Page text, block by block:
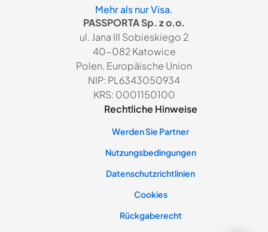
Mehr als nur Visa.
PASSPORTA Sp. z o.o.
ul. Jana III Sobieskiego 2
40-082 Katowice
Polen, Europäische Union
NIP: PL6343050934
KRS: 0001150100
Rechtliche Hinweise
Werden Sie Partner
Nutzungsbedingungen
Datenschutzrichtlinien
Cookies
Rückgaberecht